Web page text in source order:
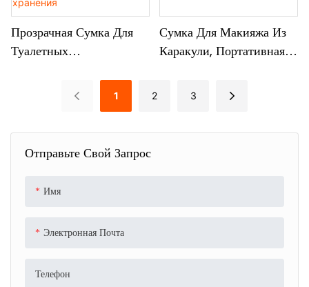
Отправьте Свой Запрос
Имя
Электронная Почта
Телефон
Прозрачная Сумка Для
Туалетных
Портативная
Водонепроницаемая
Способностью,
Для Хранения
Сумка Для Макияжа Из
Каракули, Портативная
Принадлежностей С
1 2 3